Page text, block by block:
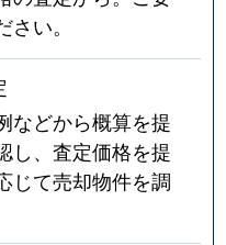
い。
などから概算を提
し、査定価格を提
じて売却物件を調